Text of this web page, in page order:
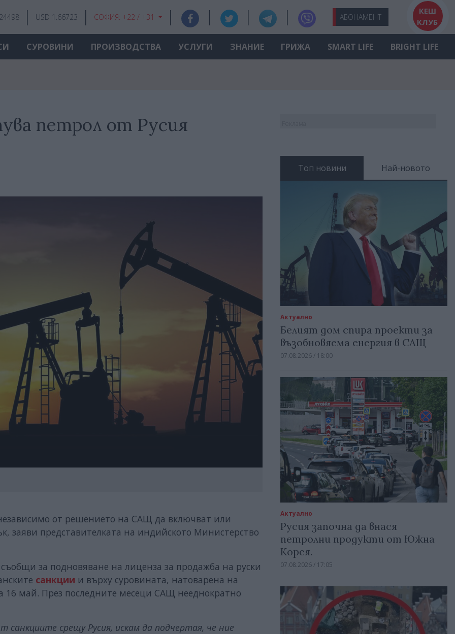
USD 1.66723 СОФИЯ: +22 / +31 АБОНАМЕНТ
КЕШ
КЛУБ
СУРОВИНИ ПРОИЗВОДСТВА УСЛУГИ ЗНАНИЕ ГРИЖА SMART LIFE BRIGHT LIFE
петрол от Русия
от решението на САЩ да включват или
заяви представителката на индийското Министерство
съобщи за подновяване на лиценза за продажба на руски
санкции и върху суровината, натоварена на
16 май. През последните месеци САЩ нееднократно
срещу Русия, искам да подчертая, че ние
Топ новини Най-новото
Актуално
Белият дом спира проекти за
възобновяема енергия в САЩ
07.08.2026 / 18:00
Актуално
Русия започна да внася
петролни продукти от Южна
Корея.
07.08.2026 / 17:05